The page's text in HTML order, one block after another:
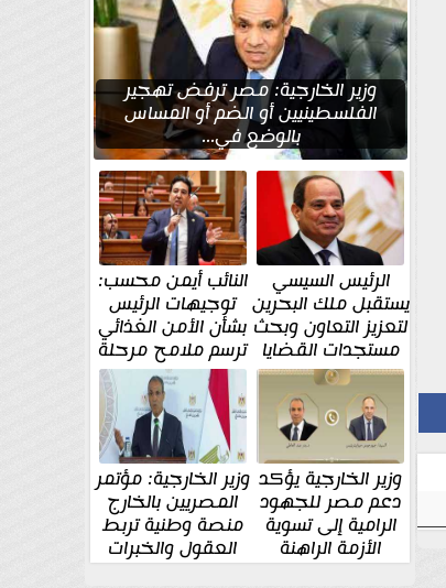
وزير الخارجية: مصر ترفض تهجير
الفلسطينيين أو الضم أو المساس
بالوضع في...
الرئيس السيسي
يستقبل ملك البحرين
لتعزيز التعاون وبحث
مستجدات القضايا
الإقليمية والدولية
النائب أيمن محسب:
توجيهات الرئيس
بشأن الأمن الغذائي
ترسم ملامح مرحلة
جديدة
وزير الخارجية يؤكد
دعم مصر للجهود
الرامية إلى تسوية
الأزمة الراهنة
وزير الخارجية: مؤتمر
المصريين بالخارج
منصة وطنية تربط
العقول والخبرات
المصرية بالدولة